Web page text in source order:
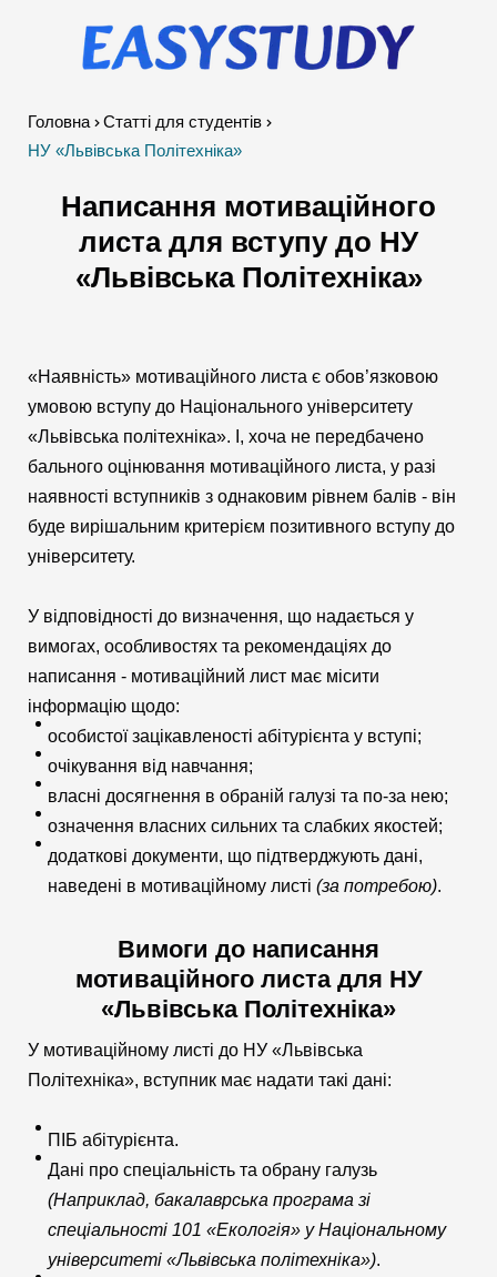
Написання мотиваційного
листа для вступу до НУ
«Львівська Політехніка»
«Наявність» мотиваційного листа є обов’язковою
умовою вступу до Національного університету
«Львівська політехніка». І, хоча не передбачено
бального оцінювання мотиваційного листа, у разі
наявності вступників з однаковим рівнем балів - він
буде вирішальним критерієм позитивного вступу до
університету.
У відповідності до визначення, що надається у
вимогах, особливостях та рекомендаціях до
написання - мотиваційний лист має місити
інформацію щодо:
особистої зацікавленості абітурієнта у вступі;
очікування від навчання;
власні досягнення в обраній галузі та по-за нею;
означення власних сильних та слабких якостей;
додаткові документи, що підтверджують дані,
наведені в мотиваційному листі (за потребою).
Вимоги до написання
мотиваційного листа для НУ
«Львівська Політехніка»
У мотиваційному листі до НУ «Львівська
Політехніка», вступник має надати такі дані:
ПІБ абітурієнта.
Дані про спеціальність та обрану галузь
(Наприклад, бакалаврська програма зі
спеціальності 101 «Екологія» у Національному
університеті «Львівська політехніка»).
Головна
Cтатті для студентів
НУ «Львівська Політехніка»